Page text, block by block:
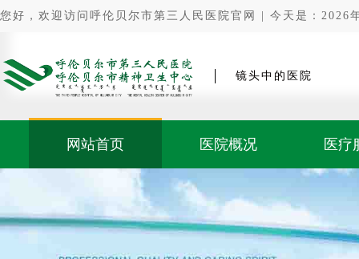
您好，欢迎访问呼伦贝尔市第三人民医院官网 | 今天是：2026
镜头中的医院
网站首页 医院概况 医疗